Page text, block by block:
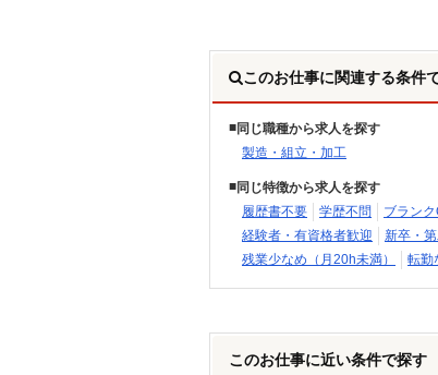
このお仕事に関連する条件
同じ職種から求人を探す
製造・組立・加工
同じ特徴から求人を探す
履歴書不要
学歴不問 ブラン
経験者・有資格者歓迎
新卒・
残業少なめ（月20h未満）
転勤
このお仕事に近い条件で探す